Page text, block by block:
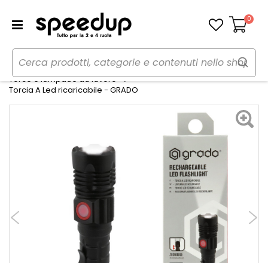
Carrello
0
Home Auto
Utensili, lampade da lavoro e torce
Torce e lampade da lavoro
Torcia A Led ricaricabile - GRADO